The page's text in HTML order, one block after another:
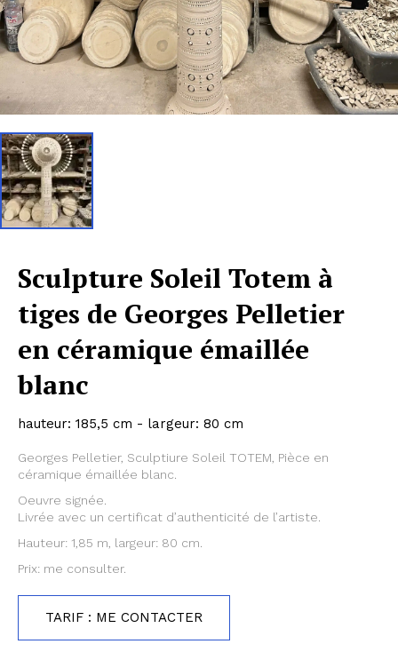
Sculpture Soleil Totem à
tiges de Georges Pelletier
en céramique émaillée
blanc
hauteur: 185,5 cm - largeur: 80 cm
Georges Pelletier, Sculptiure Soleil TOTEM, Pièce en
céramique émaillée blanc.
Oeuvre signée.
Livrée avec un certificat d’authenticité de l’artiste.
Hauteur: 1,85 m, largeur: 80 cm.
Prix: me consulter.
TARIF : ME CONTACTER